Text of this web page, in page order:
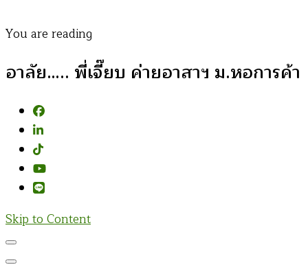
You are reading
อาลัย….. พี่เจี๊ยบ ค่ายอาสาฯ ม.หอการค้า
Skip to Content